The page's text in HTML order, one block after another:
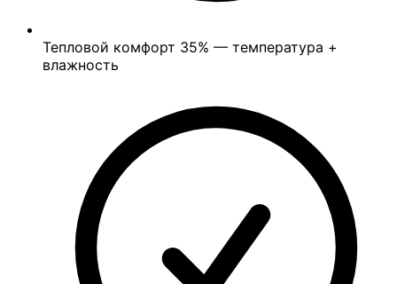
Тепловой комфорт 35% — температура +
влажность